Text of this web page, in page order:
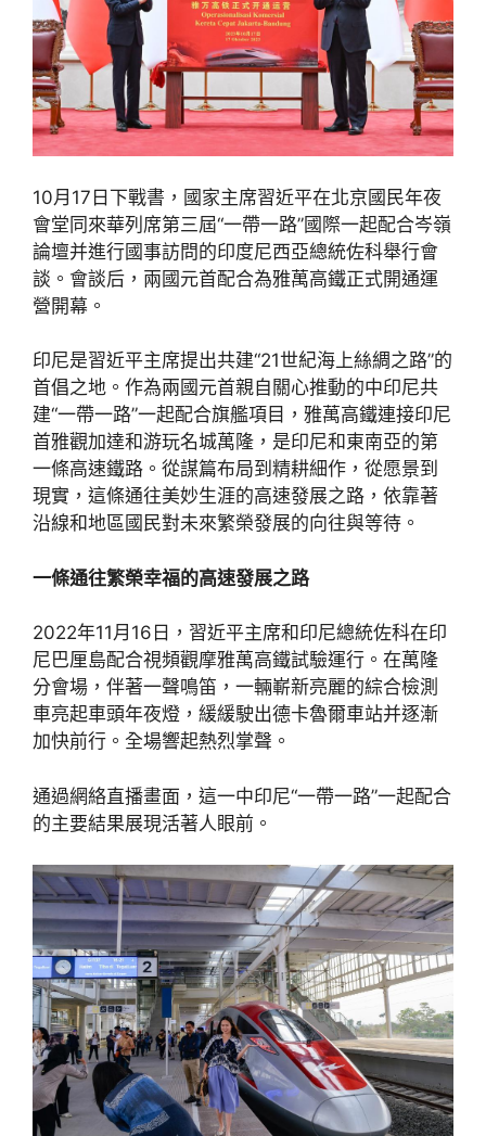
10月17日下戰書，國家主席習近平在北京國民年夜
會堂同來華列席第三屆“一帶一路”國際一起配合岑嶺
論壇并進行國事訪問的印度尼西亞總統佐科舉行會
談。會談后，兩國元首配合為雅萬高鐵正式開通運
營開幕。
印尼是習近平主席提出共建“21世紀海上絲綢之路”的
首倡之地。作為兩國元首親自關心推動的中印尼共
建“一帶一路”一起配合旗艦項目，雅萬高鐵連接印尼
首雅觀加達和游玩名城萬隆，是印尼和東南亞的第
一條高速鐵路。從謀篇布局到精耕細作，從愿景到
現實，這條通往美妙生涯的高速發展之路，依靠著
沿線和地區國民對未來繁榮發展的向往與等待。
一條通往繁榮幸福的高速發展之路
2022年11月16日，習近平主席和印尼總統佐科在印
尼巴厘島配合視頻觀摩雅萬高鐵試驗運行。在萬隆
分會場，伴著一聲鳴笛，一輛嶄新亮麗的綜合檢測
車亮起車頭年夜燈，緩緩駛出德卡魯爾車站并逐漸
加快前行。全場響起熱烈掌聲。
通過網絡直播畫面，這一中印尼“一帶一路”一起配合
的主要結果展現活著人眼前。